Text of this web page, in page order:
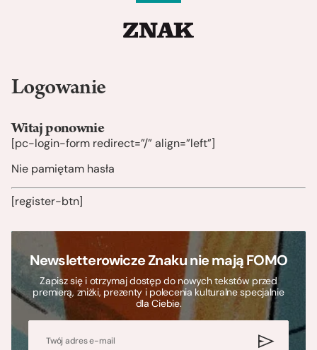
Logowanie
Witaj ponownie
[pc-login-form redirect=”/” align=”left”]
Nie pamiętam hasła
[register-btn]
Newsletterowicze Znaku nie mają FOMO
Zapisz się i otrzymaj dostęp do nowych tekstów przed
premierą, zniżki, prezenty i polecenia kulturalne specjalnie
dla Ciebie.